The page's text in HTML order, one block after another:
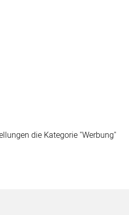
die Kategorie "Werbung"